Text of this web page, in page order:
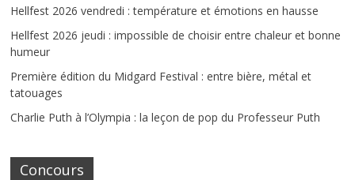
Hellfest 2026 vendredi : température et émotions en hausse
Hellfest 2026 jeudi : impossible de choisir entre chaleur et bonne
humeur
Première édition du Midgard Festival : entre bière, métal et
tatouages
Charlie Puth à l’Olympia : la leçon de pop du Professeur Puth
Concours